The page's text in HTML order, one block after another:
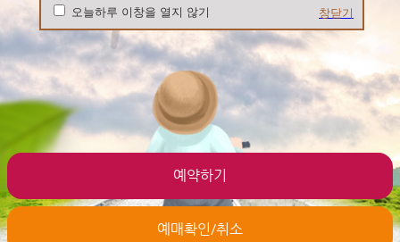
오늘하루 이창을 열지 않기 창닫기
예약하기
예매확인/취소